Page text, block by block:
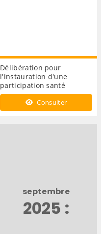
Délibération pour
l'instauration d'une
participation santé
Consulter
septembre
2025 :